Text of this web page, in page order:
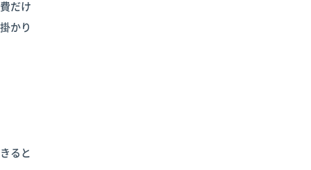
だけ
かり
ると